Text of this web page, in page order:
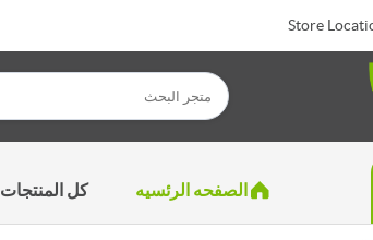
Store
الصفحه الرئسيه كل المنتجات